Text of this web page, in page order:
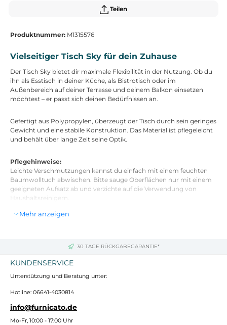
Teilen
Produktnummer: M1315576
Vielseitiger Tisch Sky für dein Zuhause
Der Tisch Sky bietet dir maximale Flexibilität in der Nutzung. Ob du
ihn als Esstisch in deiner Küche, als Bistrotisch oder im
Außenbereich auf deiner Terrasse und deinem Balkon einsetzen
möchtest – er passt sich deinen Bedürfnissen an.
Gefertigt aus Polypropylen, überzeugt der Tisch durch sein geringes
Gewicht und eine stabile Konstruktion. Das Material ist pflegeleicht
und behält über lange Zeit seine Optik.
Pflegehinweise:
Leichte Verschmutzungen kannst du einfach mit einem feuchten
Baumwolltuch abwischen. Bitte sauge Oberflächen nur mit einem
geeigneten Aufsatz ab und verzichte auf die Verwendung von
Haushaltsreinigern.
Technische Daten
Gesamthöhe: 74 cm
Gewicht: 14 kg
Farbe: schwarz
Mehr anzeigen
30 TAGE RÜCKGABEGARANTIE*
KUNDENSERVICE
Unterstützung und Beratung unter:
Hotline: 06641-4030814
info@furnicato.de
Mo-Fr, 10:00 - 17:00 Uhr